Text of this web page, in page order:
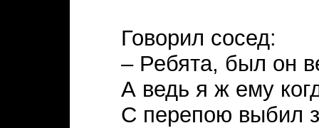
Говорил сосед:
– Ребята, был он
А ведь я ж ему
С перепою выбил